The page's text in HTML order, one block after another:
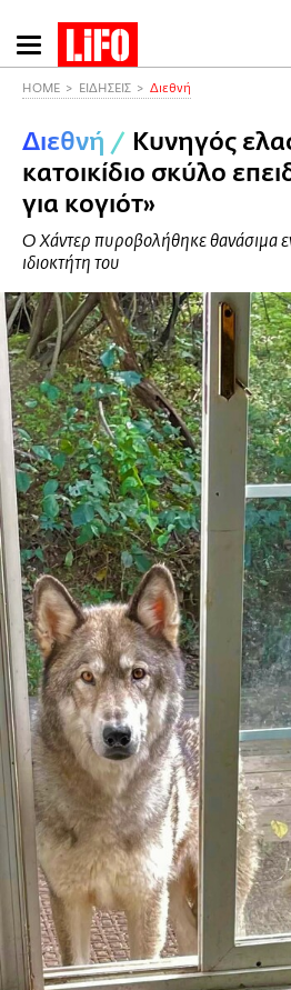
Παράκαμψη
προς
περιεχόμενο
HOME ΕΙΔΗΣΕΙΣ Διεθνή
Διεθνή / Κυνηγός
κατοικίδιο σκύλο
για κογιότ»
Ο Χάντερ πυροβολήθηκε θανάσιμα
ιδιοκτήτη του